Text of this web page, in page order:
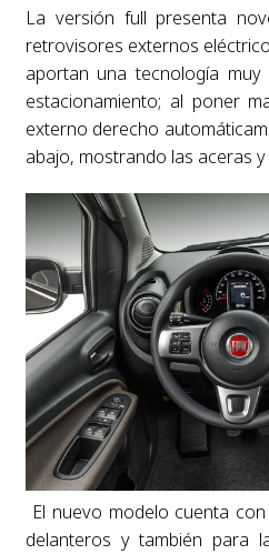
La versión full presenta
retrovisores externos
aportan una tecnología
estacionamiento; al poner
externo derecho
abajo, mostrando las aceras y
El nuevo modelo cuenta
delanteros y también para